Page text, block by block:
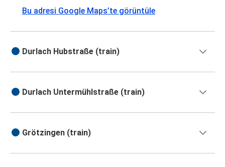
Bu adresi Google Maps’te görüntüle
Durlach Hubstraße (train)
Durlach Untermühlstraße (train)
Grötzingen (train)